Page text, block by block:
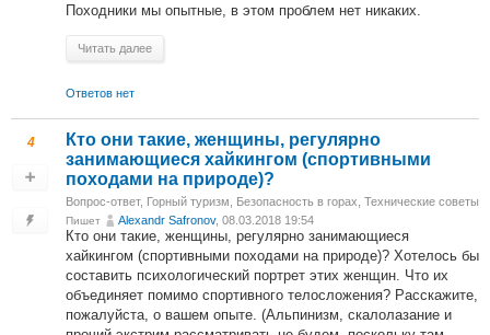
Походники мы опытные, в этом проблем нет никаких.
Читать далее
Ответов нет
4
Кто они такие, женщины, регулярно
занимающиеся хайкингом (спортивными
походами на природе)?
Вопрос-ответ, Горный туризм Безопасность в горах Технические советы
Пишет Alexandr Safronov, 08.03.2018 19:54
Кто они такие, женщины, регулярно занимающиеся
хайкингом (спортивными походами на природе)? Хотелось бы
составить психологический портрет этих женщин. Что их
объединяет помимо спортивного телосложения? Расскажите,
пожалуйста, о вашем опыте. (Альпинизм, скалолазание и